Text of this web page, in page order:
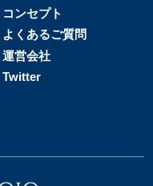
コンセプト
よくあるご質問
運営会社
Twitter